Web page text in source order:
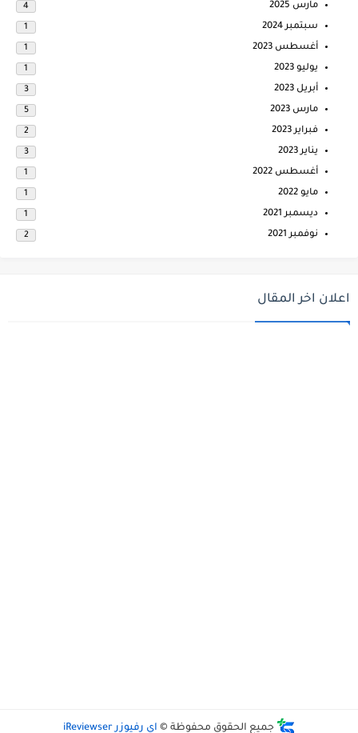
مارس 2025 4
سبتمبر 2024 1
أغسطس 2023 1
يوليو 2023 1
أبريل 2023 3
مارس 2023 5
فبراير 2023 2
يناير 2023 3
أغسطس 2022 1
مايو 2022 1
ديسمبر 2021 1
نوفمبر 2021 2
اعلان اخر المقال
جميع الحقوق محفوظة © اي رفيوزر iReviewser